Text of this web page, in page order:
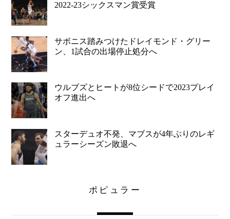
2022-23シックスマン賞受賞
サボニス踏みつけたドレイモンド・グリー
ン、1試合の出場停止処分へ
ウルブズとヒートが8位シードで2023プレイ
オフ進出へ
スターデュオ不発、マブスが4年ぶりのレギ
ュラーシーズン敗退へ
ポピュラー